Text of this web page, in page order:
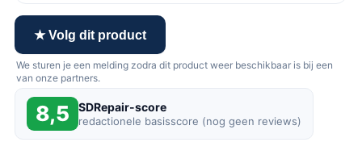
★ Volg dit product
We sturen je een melding zodra dit product weer beschikbaar is bij een
van onze partners.
8,5 SDRepair-score
redactionele basisscore (nog geen reviews)